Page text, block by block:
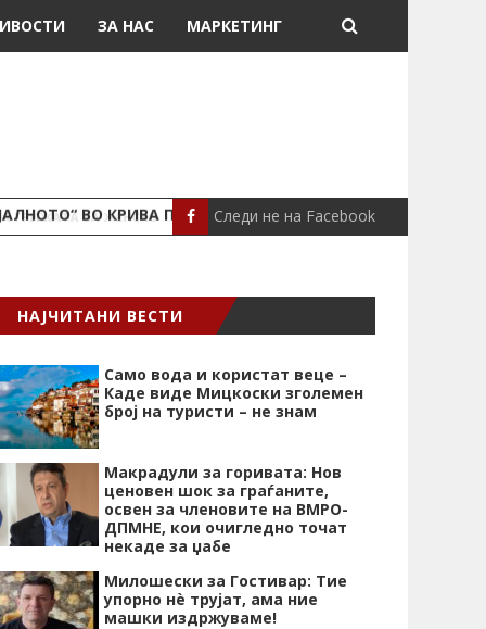
ЗА НАС МАРКЕТИНГ
ВО КРИВА ПАЛАНКА ЛОКАЛНО ПОЖАР ВО
Следи не на Facebook
НАЈЧИТАНИ ВЕСТИ
Само вода и користат веце –
Каде виде Мицкоски зголемен
број на туристи – не знам
Макрадули за горивата: Нов
ценовен шок за граѓаните,
освен за членовите на ВМРО-
ДПМНЕ, кои очигледно точат
некаде за џабе
Милошески за Гостивар: Тие
упорно нѐ трујат, ама ние
машки издржуваме!